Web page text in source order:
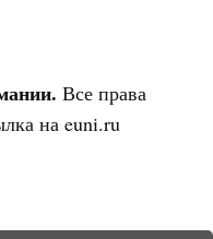
Все права
на euni.ru